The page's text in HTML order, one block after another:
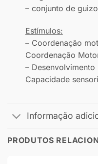
– conjunto de
Estímulos:
– Coordenação
Coordenação
–
Capacidade
Informação
PRODUTOS